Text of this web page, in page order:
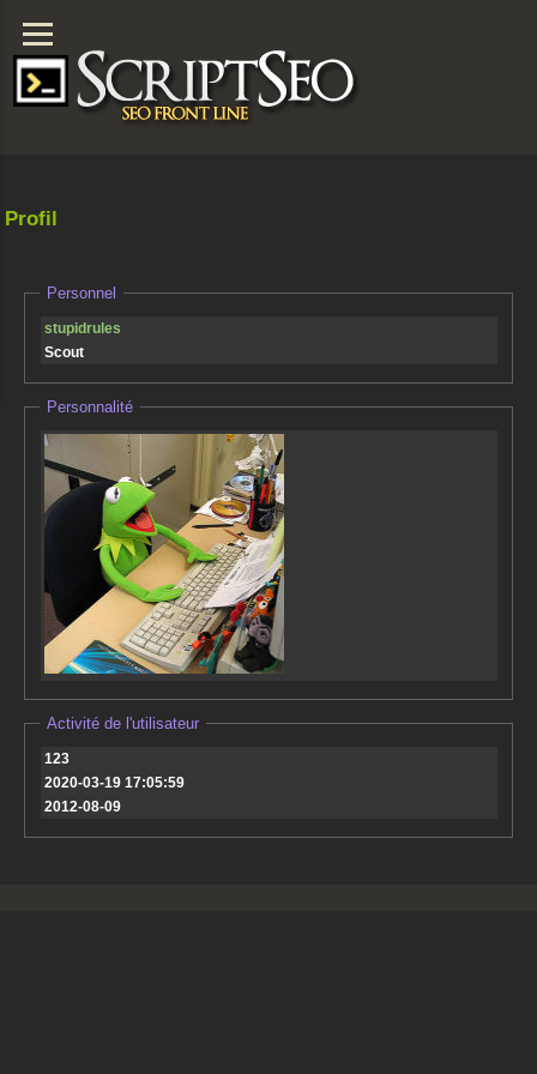
Profil
Personnel
stupidrules
Scout
Personnalité
Activité de l'utilisateur
123
2020-03-19 17:05:59
2012-08-09